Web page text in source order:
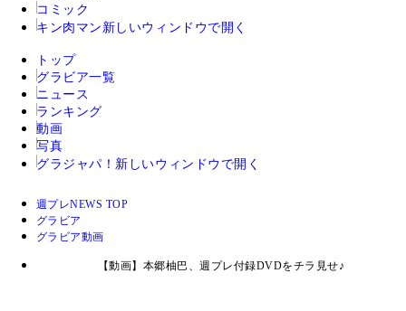
コミック
キン肉マン 新しいウィンドウで開く
トップ
グラビア一覧
ニュース
ランキング
動画
写真
グラジャパ！ 新しいウィンドウで開く
週プレNEWS TOP
グラビア
グラビア動画
【動画】本郷柚巴、週プレ付録DVDをチラ見せ♪